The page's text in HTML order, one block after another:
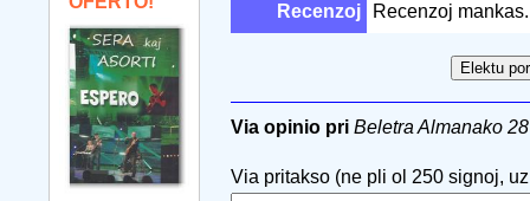
Recenzoj Recenzoj mankas.
Via opinio pri Beletra Almanako 28
Via pritakso (ne pli ol 250 signoj,